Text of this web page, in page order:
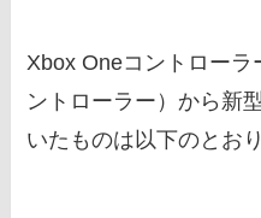
Xbox Oneコントローラ
ントローラー）から新
いたものは以下のとおり